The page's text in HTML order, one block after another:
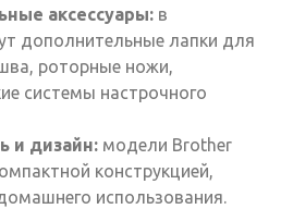
аксессуары: в
дополнительные лапки для
роторные ножи,
системы настрочного
и дизайн: модели Brother
конструкцией,
использования.